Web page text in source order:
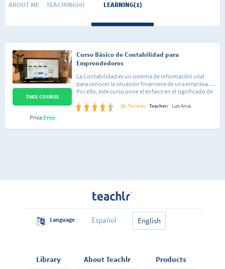
ABOUT ME TEACHING(0) LEARNING(1)
Curso Básico de Contabilidad para
Emprendedores
La Contabilidad es un sistema de información vital
para conocer la situación financiera de una empresa. ...
Por ello, este curso pone el énfasis en el significado de
puede servir, no así en cómo se registran los datos que
componen los estados financieros. Es una disciplina
información de la actividad económica de una
cuantificable de las actividades que realiza una
empresa y de los eventos económicos que le afectan
32 Reviews Teacher: Luis Arcia
TAKE COURSE
Price:Free
Language Español English
Library About Teachlr Products